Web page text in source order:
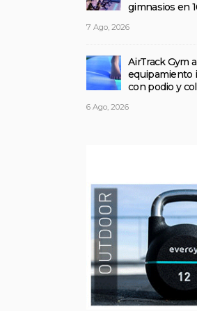
gimnasios en
7 Ago, 2026
AirTrack Gym
equipamiento
con podio y
6 Ago, 2026